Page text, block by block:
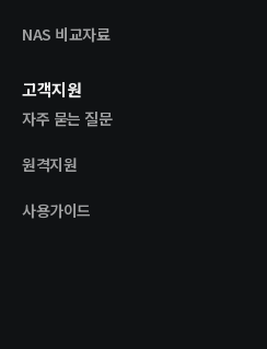
NAS 비교자료
고객지원
자주 묻는 질문
원격지원
사용가이드